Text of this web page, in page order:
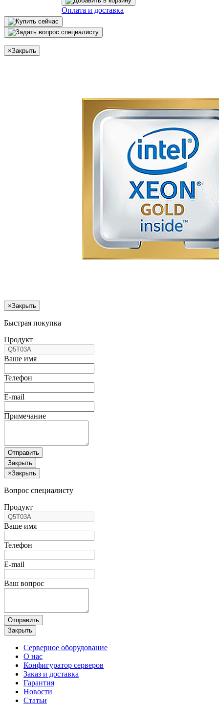
Оплата и доставка
×Закрыть
×Закрыть
Быстрая покупка
Продукт
Ваше имя
Телефон
E-mail
Примечание
Отправить
Закрыть
×Закрыть
Вопрос специалисту
Продукт
Ваше имя
Телефон
E-mail
Ваш вопрос
Отправить
Закрыть
Серверное оборудование
О нас
Конфигуратор серверов
Заказ и доставка
Гарантия
Новости
Статьи